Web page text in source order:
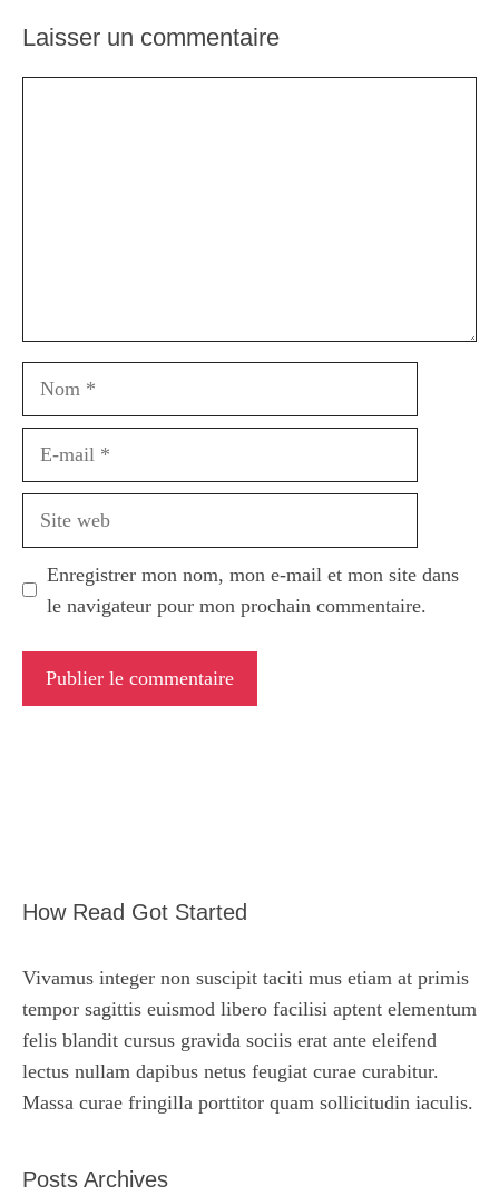
Laisser un commentaire
Enregistrer mon nom, mon e-mail et mon site dans
le navigateur pour mon prochain commentaire.
How Read Got Started
Vivamus integer non suscipit taciti mus etiam at primis
tempor sagittis euismod libero facilisi aptent elementum
felis blandit cursus gravida sociis erat ante eleifend
lectus nullam dapibus netus feugiat curae curabitur.
Massa curae fringilla porttitor quam sollicitudin iaculis.
Posts Archives